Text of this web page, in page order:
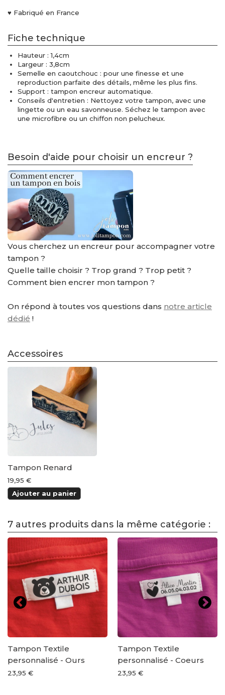
♥ Fabriqué en France
Fiche technique
Hauteur : 1,4cm
Largeur : 3,8cm
Semelle en caoutchouc : pour une finesse et une
reproduction parfaite des détails, même les plus fins.
Support : tampon encreur automatique.
Conseils d'entretien : Nettoyez votre tampon, avec une
lingette ou un eau savonneuse. Séchez le tampon avec
une microfibre ou un chiffon non pelucheux.
Besoin d'aide pour choisir un encreur ?
Vous cherchez un encreur pour accompagner votre
tampon ?
Quelle taille choisir ? Trop grand ? Trop petit ?
Comment bien encrer mon tampon ?
On répond à toutes vos questions dans notre article
dédié !
Accessoires
Tampon Renard
19,95 €
Ajouter au panier
7 autres produits dans la même catégorie :
Tampon Textile
personnalisé - Ours
23,95 €
Tampon Textile
personnalisé - Coeurs
23,95 €